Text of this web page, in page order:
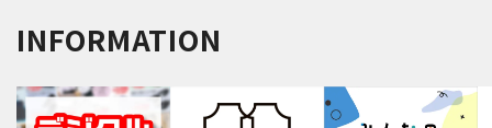
INFORMATION